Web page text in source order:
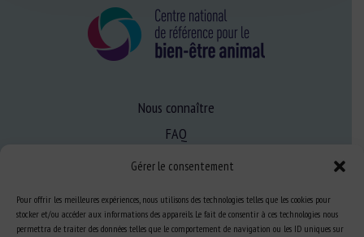
Gérer le consentement
Pour offrir les meilleures expériences, nous utilisons des technologies telles que les cookies pour
stocker et/ou accéder aux informations des appareils. Le fait de consentir à ces technologies nous
permettra de traiter des données telles que le comportement de navigation ou les ID uniques sur
Nous connaître
FAQ
S’informer sur le BEA